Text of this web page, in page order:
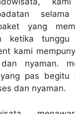
yang
ketika tunggu
kami
nyaman.
pas begitu
dan nyaman.